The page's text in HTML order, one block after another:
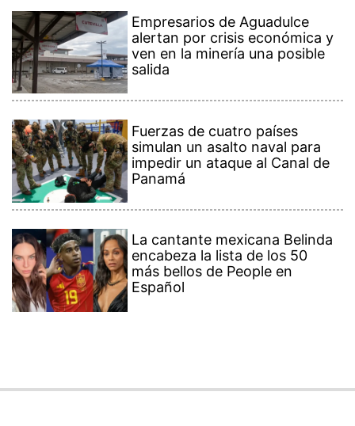
Empresarios de Aguadulce
alertan por crisis económica y
ven en la minería una posible
salida
Fuerzas de cuatro países
simulan un asalto naval para
impedir un ataque al Canal de
Panamá
La cantante mexicana Belinda
encabeza la lista de los 50
más bellos de People en
Español